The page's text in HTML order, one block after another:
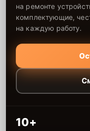
на ремонте
комплектующие,
на каждую работу.
10+